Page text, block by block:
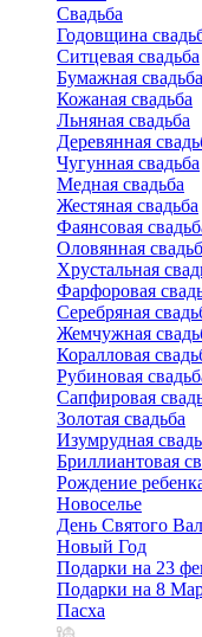
Свадьба
Годовщина
Ситцевая свадьба
Бумажная свадьба
Кожаная свадьба
Льняная свадьба
Деревянная
Чугунная свадьба
Медная свадьба
Жестяная свадьба
Фаянсовая
Оловянная
Хрустальная
Фарфоровая
Серебряная
Жемчужная
Коралловая
Рубиновая
Сапфировая
Золотая свадьба
Изумрудная
Бриллиантовая
Рождение
Новоселье
День Святого
Новый Год
Подарки на 23
Подарки на 8
Пасха